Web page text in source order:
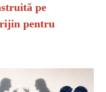
pe
pentru